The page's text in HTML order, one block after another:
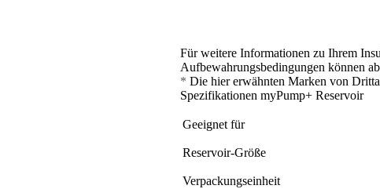
Für weitere Informationen zu Ihrem
Aufbewahrungsbedingungen können
*Die hier erwähnten Marken von
Spezifikationen myPump+ Reservoir
Geeignet für
Reservoir-Größe
Verpackungseinheit